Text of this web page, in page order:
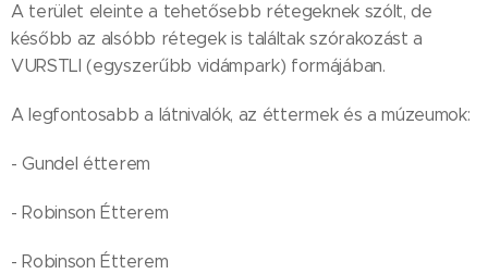
A terület eleinte a tehetősebb rétegeknek szólt, de
később az alsóbb rétegek is találtak szórakozást a
VURSTLI (egyszerűbb vidámpark) formájában.
A legfontosabb a látnivalók, az éttermek és a múzeumok:
- Gundel étterem
- Robinson Étterem
- Robinson Étterem